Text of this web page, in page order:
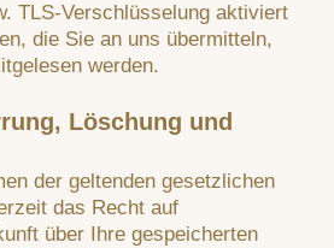
TLS-Verschlüsselung aktiviert
die Sie an uns übermitteln,
werden.
Löschung und
der geltenden gesetzlichen
das Recht auf
über Ihre gespeicherten